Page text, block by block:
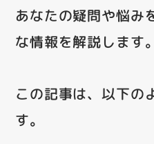
あなたの疑問や悩み
な情報を解説します。
この記事は、以下の
す。